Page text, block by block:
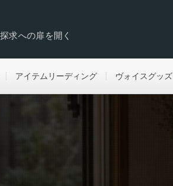
求への扉を開く
アイテムリーディング ヴォイスグッズ